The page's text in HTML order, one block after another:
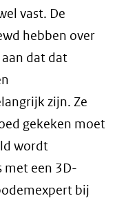
vast. De
hebben over
aan dat dat
zijn. Ze
gekeken moet
wordt
met een 3D-
bij